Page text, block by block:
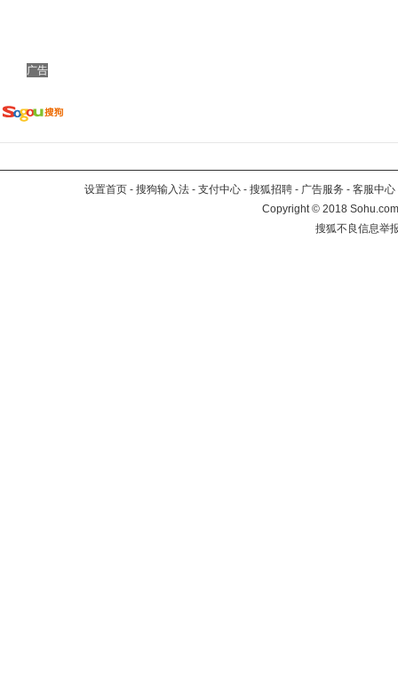
广告
设置首页 - 搜狗输入法 - 支付中心 - 搜狐招聘 - 广告服务 - 客服中心
Copyright©2018
搜狐不良信息举